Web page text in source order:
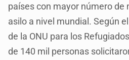
países con mayor número de
asilo a nivel mundial. Según
de la ONU para los
de 140 mil personas